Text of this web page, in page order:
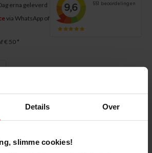
Details Over
slimme cookies!
erna geleverd
via WhatsApp of
€ 50 *
van dit Thaise topmerk.
Star Meshis gemaakt uit 100%
geplaatst zijn zorgen voor een uitermate